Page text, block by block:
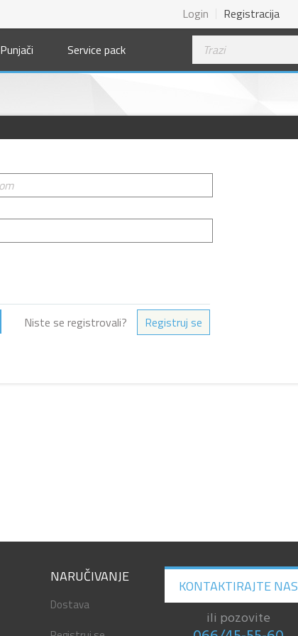
Login Registracija
Punjači Service pack
Niste se registrovali? Registruj se
NARUČIVANJE
Dostava
KONTAKTIRAJTE NAS
ili pozovite